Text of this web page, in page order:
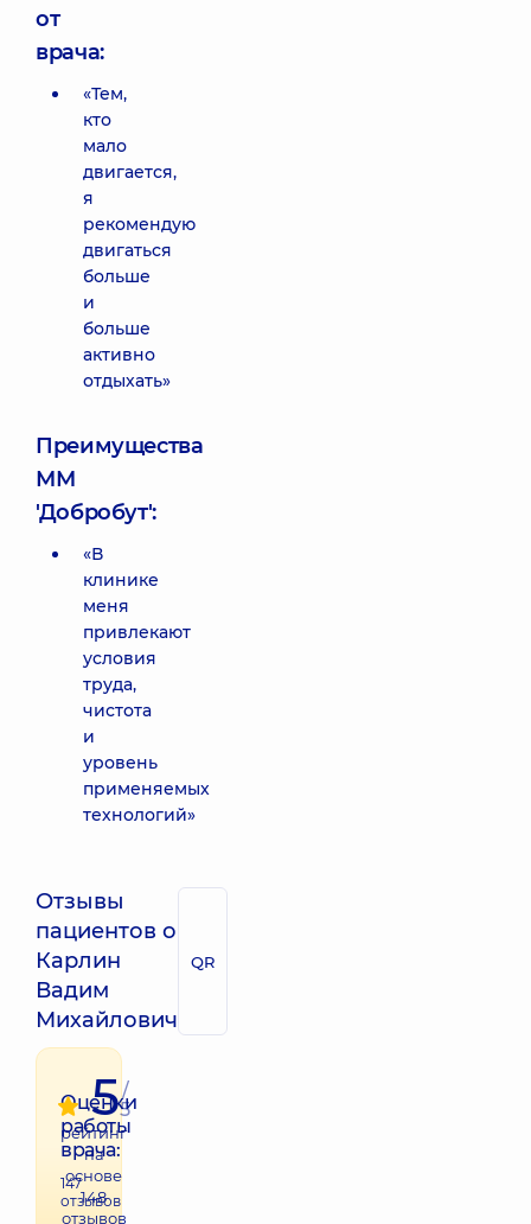
от
врача:
«Тем,
кто
мало
двигается,
я
рекомендую
двигаться
больше
и
больше
активно
отдыхать»
Преимущества
ММ
'Добробут':
«В
клинике
меня
привлекают
условия
труда,
чистота
и
уровень
применяемых
технологий»
Отзывы
пациентов о
Карлин
Вадим
Михайлович
QR
Оценки
работы
врача:
147
отзывов
5/
5
рейтинг
на
основе
148
отзывов